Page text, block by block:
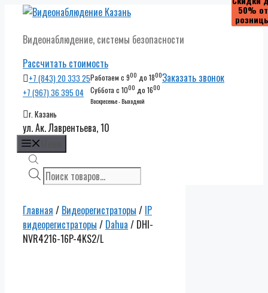
Перейти
содержимому
Видеонаблюдение, системы безопасности
Рассчитать стоимость
+7 (843) 20 333 25
+7 (967) 36 395 04
Работаем с 900 до 1800
Суббота с 1000 до 1600
Воскресенье - Выходной
Заказать звонок
г. Казань
ул. Ак. Лаврентьева, 10
Поиск
товаров
Главная / Видеорегистраторы / IP
видеорегистраторы / Dahua / DHI-
NVR4216-16P-4KS2/L
50% от
50% от
50% от
50% от